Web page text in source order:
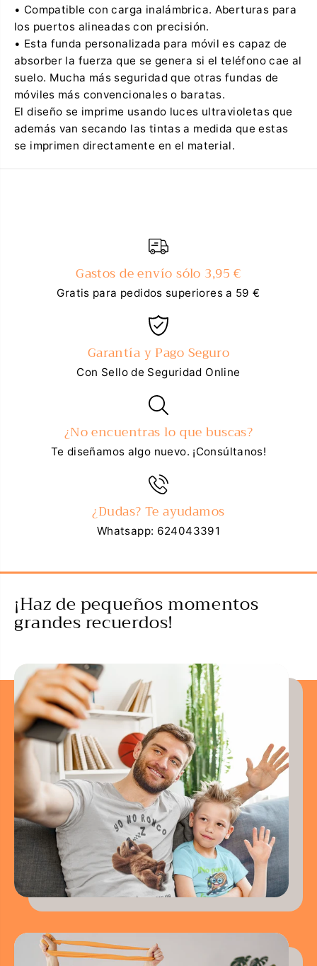
• Compatible con carga inalámbrica. Aberturas para
los puertos alineadas con precisión.
• Esta funda personalizada para móvil es capaz de
absorber la fuerza que se genera si el teléfono cae al
suelo. Mucha más seguridad que otras fundas de
móviles más convencionales o baratas.
El diseño se imprime usando luces ultravioletas que
además van secando las tintas a medida que estas
se imprimen directamente en el material.
Gastos de envío sólo 3,95 €
Gratis para pedidos superiores a 59 €
Garantía y Pago Seguro
Con Sello de Seguridad Online
¿No encuentras lo que buscas?
Te diseñamos algo nuevo. ¡Consúltanos!
¿Dudas? Te ayudamos
Whatsapp: 624043391
¡Haz de pequeños momentos
grandes recuerdos!